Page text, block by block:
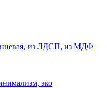
из ЛДСП, из МДФ
эко